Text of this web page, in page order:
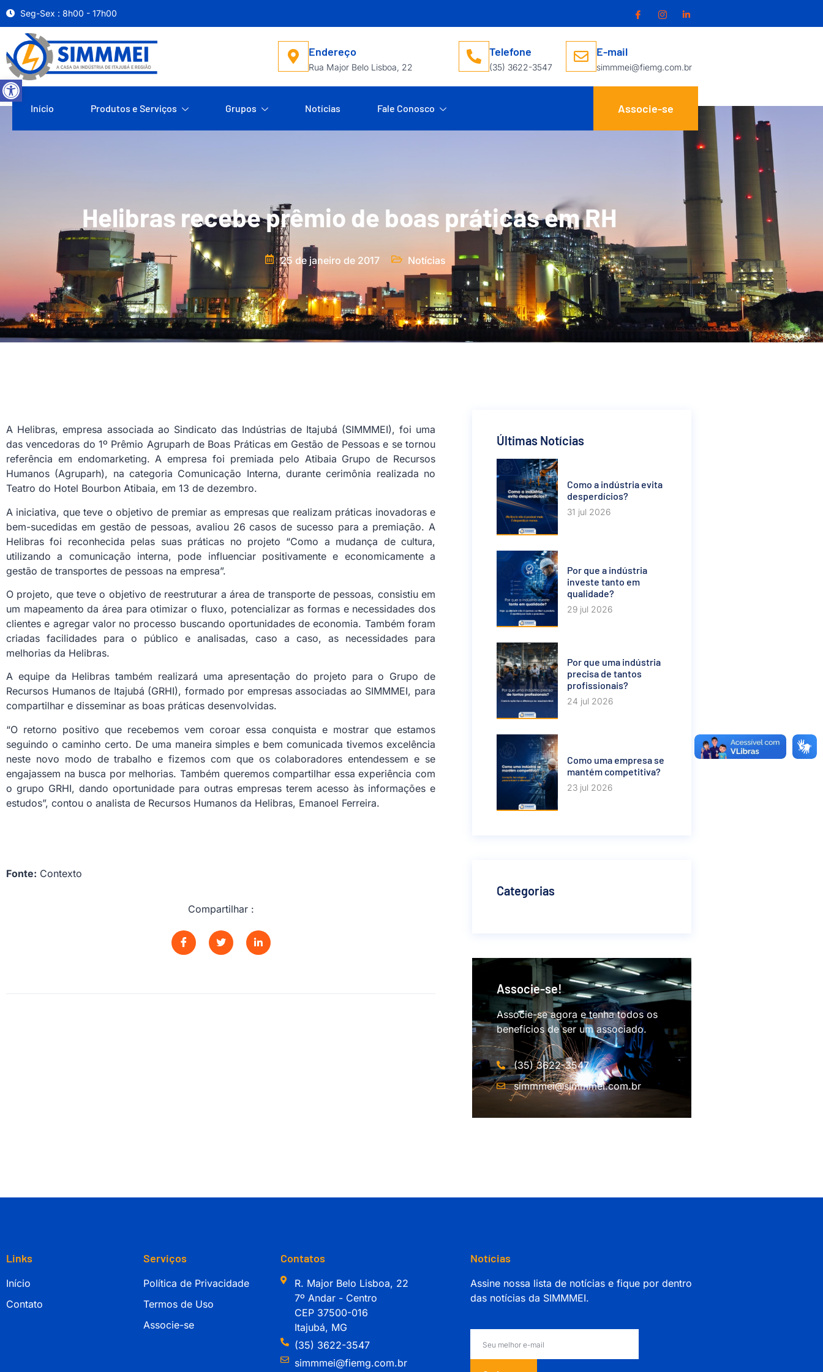
Abrir a barra de ferramentas
Seg-Sex : 8h00 - 17h00
Endereço
Rua Major Belo Lisboa, 22
Telefone
(35) 3622-3547
E-mail
simmmei@fiemg.com.br
Início Produtos e Serviços Grupos Notícias Fale Conosco Associe-se
Helibras recebe prêmio de boas práticas em RH
25 de janeiro de 2017 Notícias
A Helibras, empresa associada ao Sindicato das Indústrias de Itajubá (SIMMMEI), foi uma
das vencedoras do 1º Prêmio Agruparh de Boas Práticas em Gestão de Pessoas e se tornou
referência em endomarketing. A empresa foi premiada pelo Atibaia Grupo de Recursos
Humanos (Agruparh), na categoria Comunicação Interna, durante cerimônia realizada no
Teatro do Hotel Bourbon Atibaia, em 13 de dezembro.
A iniciativa, que teve o objetivo de premiar as empresas que realizam práticas inovadoras e
bem-sucedidas em gestão de pessoas, avaliou 26 casos de sucesso para a premiação. A
Helibras foi reconhecida pelas suas práticas no projeto “Como a mudança de cultura,
utilizando a comunicação interna, pode influenciar positivamente e economicamente a
gestão de transportes de pessoas na empresa”.
O projeto, que teve o objetivo de reestruturar a área de transporte de pessoas, consistiu em
um mapeamento da área para otimizar o fluxo, potencializar as formas e necessidades dos
clientes e agregar valor no processo buscando oportunidades de economia. Também foram
criadas facilidades para o público e analisadas, caso a caso, as necessidades para
melhorias da Helibras.
A equipe da Helibras também realizará uma apresentação do projeto para o Grupo de
Recursos Humanos de Itajubá (GRHI), formado por empresas associadas ao SIMMMEI, para
compartilhar e disseminar as boas práticas desenvolvidas.
“O retorno positivo que recebemos vem coroar essa conquista e mostrar que estamos
seguindo o caminho certo. De uma maneira simples e bem comunicada tivemos excelência
neste novo modo de trabalho e fizemos com que os colaboradores entendessem e se
engajassem na busca por melhorias. Também queremos compartilhar essa experiência com
o grupo GRHI, dando oportunidade para outras empresas terem acesso às informações e
estudos”, contou o analista de Recursos Humanos da Helibras, Emanoel Ferreira.
Fonte: Contexto
Compartilhar :
Últimas Notícias
Como a indústria evita
desperdícios?
31 jul 2026
Por que a indústria
investe tanto em
qualidade?
29 jul 2026
Por que uma indústria
precisa de tantos
profissionais?
24 jul 2026
Como uma empresa se
mantém competitiva?
23 jul 2026
Categorias
Associe-se!
Associe-se agora e tenha todos os
benefícios de ser um associado.
(35) 3622-3547
simmmei@simmmei.com.br
Links
Início
Contato
Serviços
Política de Privacidade
Termos de Uso
Associe-se
Contatos
R. Major Belo Lisboa, 22
7º Andar - Centro
CEP 37500-016
Itajubá, MG
(35) 3622-3547
simmmei@fiemg.com.br
Notícias
Assine nossa lista de notícias e fique por dentro
das notícias da SIMMMEI.